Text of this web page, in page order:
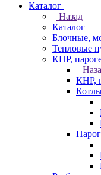
Каталог
Назад
Каталог
Блочные,
Тепловые
КНР,
КНР,